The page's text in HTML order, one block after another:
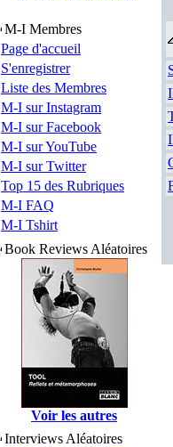
M-I Membres
Page d'accueil
S'enregistrer
Liste des Membres
M-I sur Instagram
M-I sur Facebook
M-I sur YouTube
M-I sur Twitter
Top 15 des Rubriques
M-I FAQ
M-I Tshirt
Book Reviews Aléatoires
Voir les autres
Interviews Aléatoires